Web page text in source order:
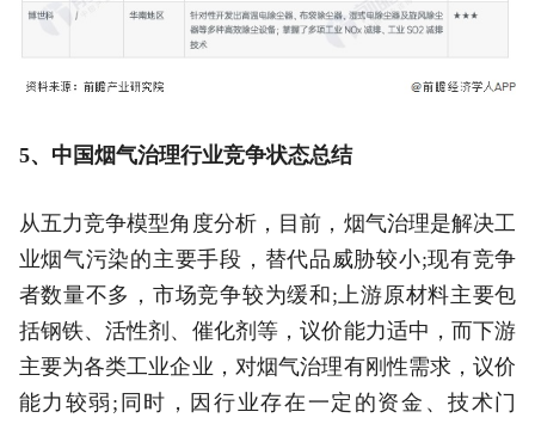
5、中国烟气治理行业竞争状态总结
从五力竞争模型角度分析，目前，烟气治理是解决工
业烟气污染的主要手段，替代品威胁较小;现有竞争
者数量不多，市场竞争较为缓和;上游原材料主要包
括钢铁、活性剂、催化剂等，议价能力适中，而下游
主要为各类工业企业，对烟气治理有刚性需求，议价
能力较弱;同时，因行业存在一定的资金、技术门